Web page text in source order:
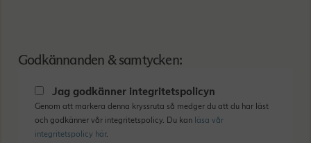
Godkännanden & samtycken:
Jag godkänner integritetspolicyn
Genom att markera denna kryssruta så medger du att du har läst
och godkänner vår integritetspolicy. Du kan läsa vår
integritetspolicy här.